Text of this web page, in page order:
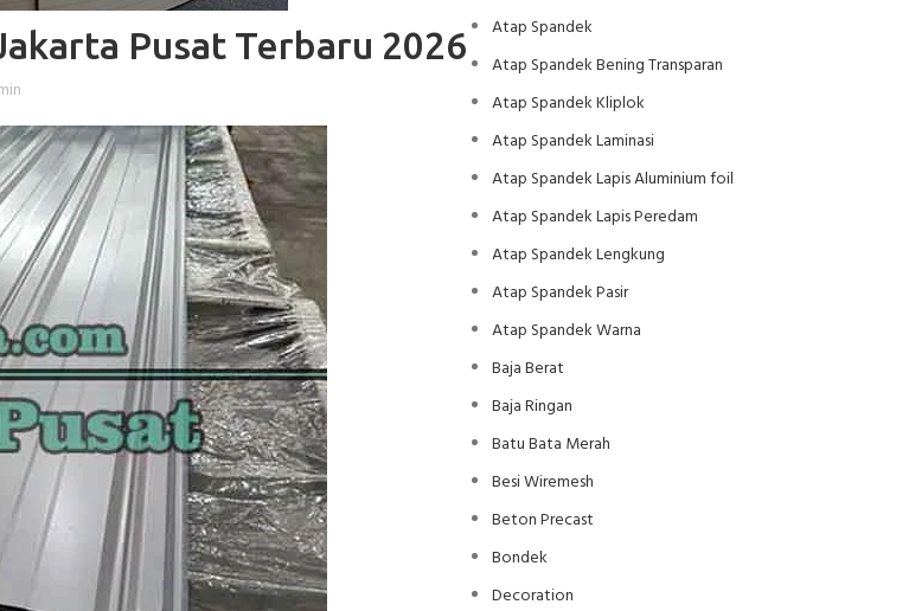
Pusat Terbaru 2026
Atap Spandek
Atap Spandek Bening Transparan
Atap Spandek Kliplok
Atap Spandek Laminasi
Atap Spandek Lapis Aluminium foil
Atap Spandek Lapis Peredam
Atap Spandek Lengkung
Atap Spandek Pasir
Atap Spandek Warna
Baja Berat
Baja Ringan
Batu Bata Merah
Besi Wiremesh
Beton Precast
Bondek
Decoration